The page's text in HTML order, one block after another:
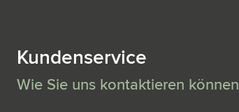
Kundenservice
Wie Sie uns kontaktieren können